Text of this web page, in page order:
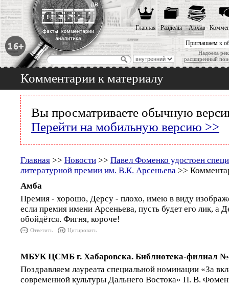
Приглашаем к
Надоела
расширенный
Главная Разделы Архив
Комментарии к материалу
Вы просматриваете обычную
Перейти на мобильную версию >>
Главная >> Новости >> Павел Фоменко удостоен
литературной премии им. В.К. Арсеньева >>
Амба
Премия - хорошо, Дерсу - плохо, имею в виду
если премия имени Арсеньева, пусть будет его лик, а
обойдётся. Фигня, короче!
Ответить Цитировать
МБУК ЦСМБ г. Хабаровска. Библиотека-филиал
Поздравляем лауреата специальной номинации «За
современной культуры Дальнего Востока» П. В.